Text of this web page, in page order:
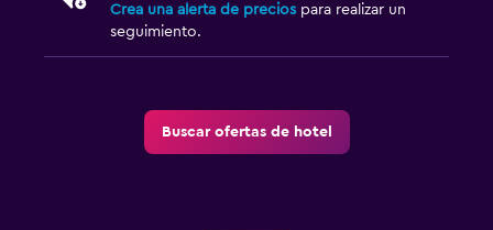
Crea una alerta de precios para realizar un
seguimiento.
Buscar ofertas de hotel